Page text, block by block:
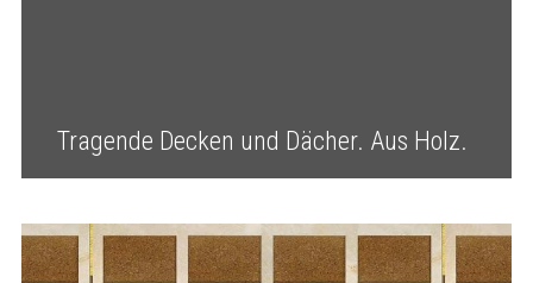
Tragende Decken und Dächer. Aus Holz.